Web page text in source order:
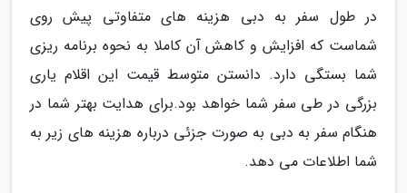
در طول سفر به دبی هزینه های متفاوتی پیش روی
شماست که افزایش و کاهش آن کاملا به نحوه برنامه ریزی
شما بستگی دارد. دانستن متوسط قیمت این اقلام یاری
بزرگی در طی سفر شما خواهد بود.برای هدایت بهتر شما در
هنگام سفر به دبی به صورت جزئی درباره هزینه های زیر به
شما اطلاعات می دهد.